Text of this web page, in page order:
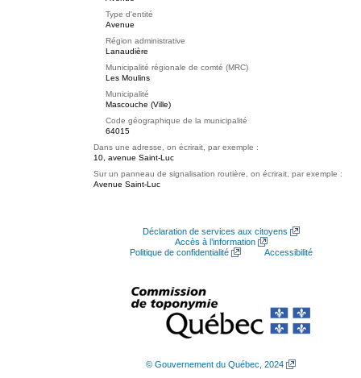
Type d'entité
Avenue
Région administrative
Lanaudière
Municipalité régionale de comté (MRC)
Les Moulins
Municipalité
Mascouche (Ville)
Code géographique de la municipalité
64015
Dans une adresse, on écrirait, par exemple :
10, avenue Saint-Luc
Sur un panneau de signalisation routière, on écrirait, par exemple :
Avenue Saint-Luc
Déclaration de services aux citoyens
Accès à l’information
Politique de confidentialité
Accessibilité
© Gouvernement du Québec, 2024